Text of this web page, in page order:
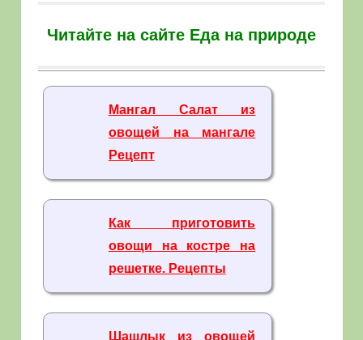
Читайте на сайте Еда на природе
Мангал Салат из
овощей на мангале
Рецепт
Как приготовить
овощи на костре на
решетке. Рецепты
Шашлык из овощей